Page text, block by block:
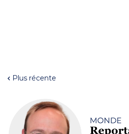
Plus récente